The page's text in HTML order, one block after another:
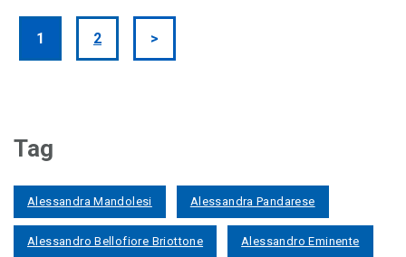
1 2 >
Tag
Alessandra Mandolesi Alessandra Pandarese
Alessandro Bellofiore Briottone Alessandro Eminente